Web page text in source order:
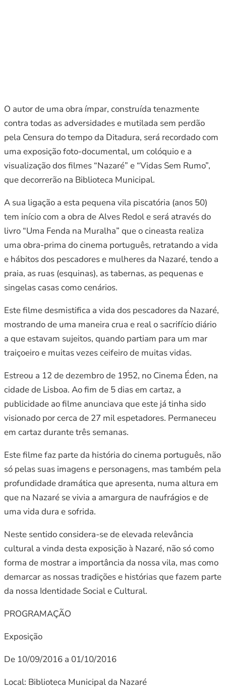
O autor de uma obra ímpar, construída tenazmente
contra todas as adversidades e mutilada sem perdão
pela Censura do tempo da Ditadura, será recordado com
uma exposição foto-documental, um colóquio e a
visualização dos filmes “Nazaré” e “Vidas Sem Rumo”,
que decorrerão na Biblioteca Municipal.
A sua ligação a esta pequena vila piscatória (anos 50)
tem início com a obra de Alves Redol e será através do
livro “Uma Fenda na Muralha” que o cineasta realiza
uma obra-prima do cinema português, retratando a vida
e hábitos dos pescadores e mulheres da Nazaré, tendo a
praia, as ruas (esquinas), as tabernas, as pequenas e
singelas casas como cenários.
Este filme desmistifica a vida dos pescadores da Nazaré,
mostrando de uma maneira crua e real o sacrifício diário
a que estavam sujeitos, quando partiam para um mar
traiçoeiro e muitas vezes ceifeiro de muitas vidas.
Estreou a 12 de dezembro de 1952, no Cinema Éden, na
cidade de Lisboa. Ao fim de 5 dias em cartaz, a
publicidade ao filme anunciava que este já tinha sido
visionado por cerca de 27 mil espetadores. Permaneceu
em cartaz durante três semanas.
Este filme faz parte da história do cinema português, não
só pelas suas imagens e personagens, mas também pela
profundidade dramática que apresenta, numa altura em
que na Nazaré se vivia a amargura de naufrágios e de
uma vida dura e sofrida.
Neste sentido considera-se de elevada relevância
cultural a vinda desta exposição à Nazaré, não só como
forma de mostrar a importância da nossa vila, mas como
demarcar as nossas tradições e histórias que fazem parte
da nossa Identidade Social e Cultural.
PROGRAMAÇÃO
Exposição
De 10/09/2016 a 01/10/2016
Local: Biblioteca Municipal da Nazaré